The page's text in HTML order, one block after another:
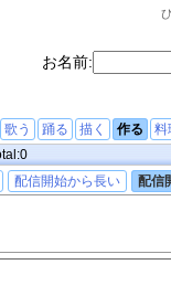
お名前:
歌う 踊る 描く 作る 料
配信開始から長い 配信